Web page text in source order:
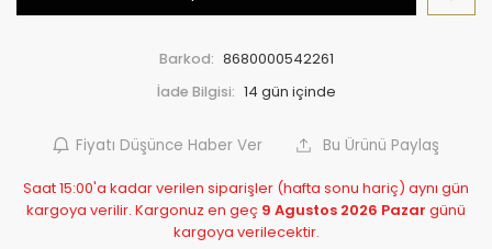
Barkod: 8680000542261
İade Bilgisi:
Fiyatı Düşünce Haber Ver Bu Ürünü Paylaş
Saat 15:00'a kadar verilen siparişler (hafta sonu hariç) aynı gün
kargoya verilir. Kargonuz en geç 9 Agustos 2026 Pazar günü
kargoya verilecektir.